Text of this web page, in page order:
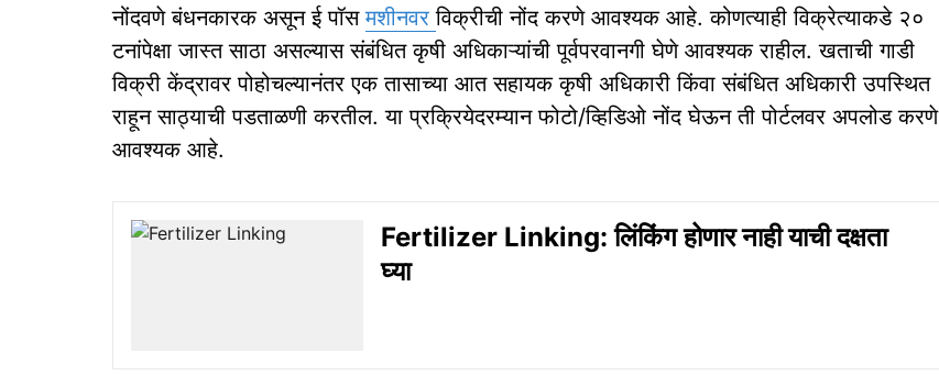
नोंदवणे बंधनकारक असून ई पॉसमशीनवरविक्रीची नोंद करणे आवश्यक आहे. कोणत्याही विक्रेत्याकडे २०
टनांपेक्षा जास्त साठा असल्यास संबंधित कृषी अधिकाऱ्यांची पूर्वपरवानगी घेणे आवश्यक राहील. खताची गाडी
विक्री केंद्रावर पोहोचल्यानंतर एक तासाच्या आत सहायक कृषी अधिकारी किंवा संबंधित अधिकारी उपस्थित
राहून साठ्याची पडताळणी करतील. या प्रक्रियेदरम्यान फोटो/व्हिडिओ नोंद घेऊन ती पोर्टलवर अपलोड करणे
आवश्यक आहे.
Fertilizer Linking: लिंकिंग होणार नाही याची दक्षता
घ्या